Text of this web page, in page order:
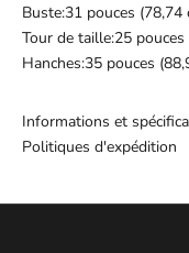
Buste:31 pouces (78,74
Tour de taille:25 pouces
Hanches:35 pouces
Informations et
Politiques d'expédition